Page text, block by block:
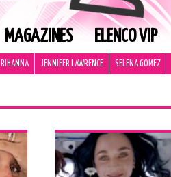
MAGAZINES ELENCO VIP
RIHANNA JENNIFER LAWRENCE SELENA GOMEZ